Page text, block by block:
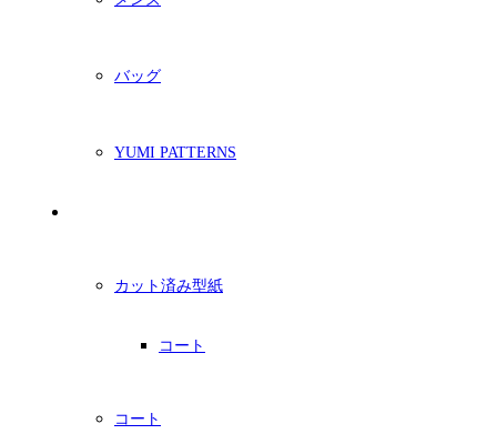
バッグ
YUMI PATTERNS
カット済み型紙
コート
コート